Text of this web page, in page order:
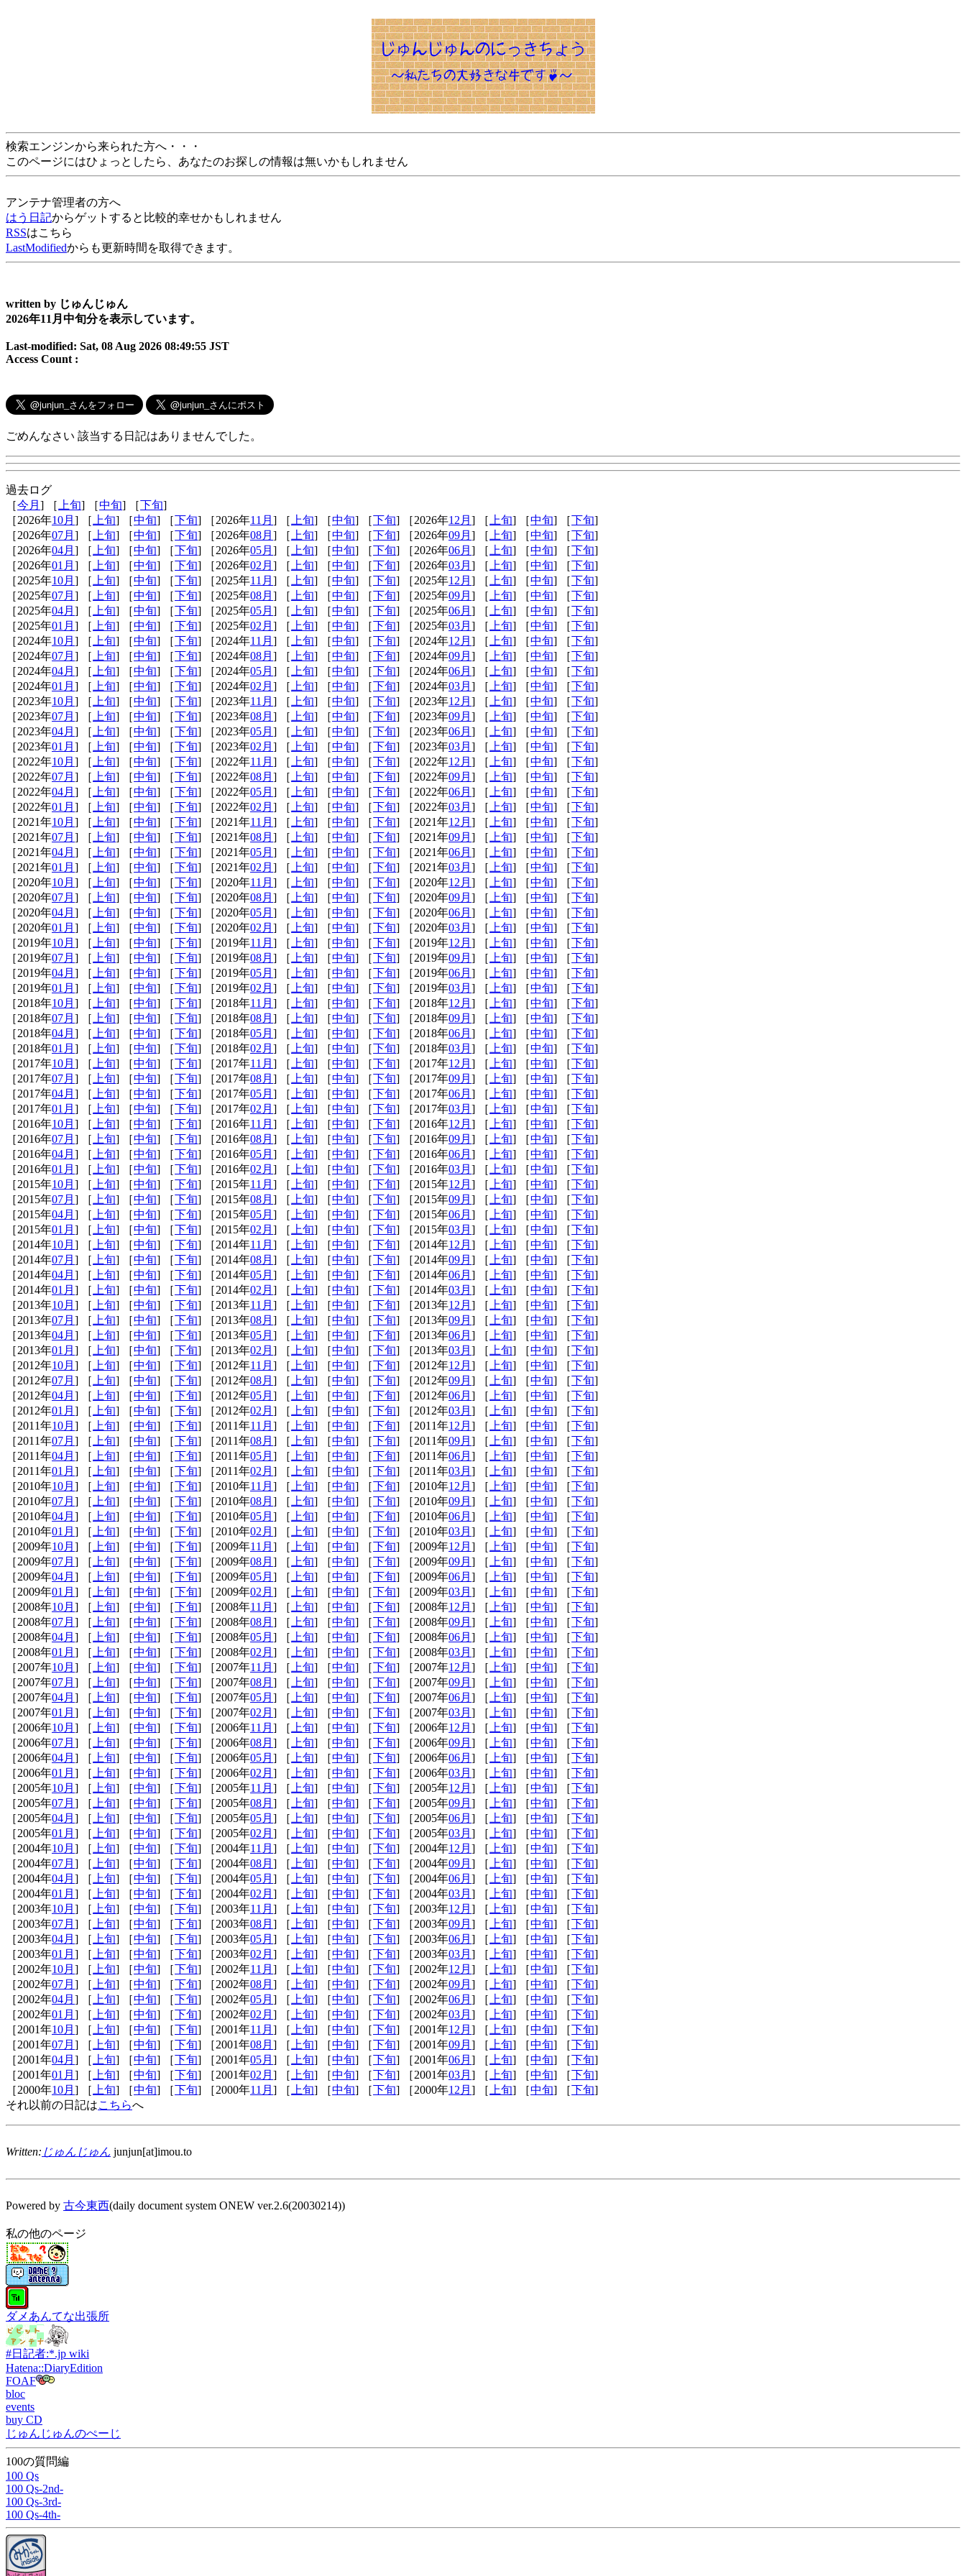
検索エンジンから来られた方へ・・・
このページにはひょっとしたら、あなたのお探しの情報は無いかもしれません
アンテナ管理者の方へ
はう日記からゲットすると比較的幸せかもしれません
RSSはこちら
LastModifiedからも更新時間を取得できます。
written by じゅんじゅん
2026年11月中旬分を表示しています。
Last-modified: Sat, 08 Aug 2026 08:49:55 JST
Access Count :
ごめんなさい 該当する日記はありませんでした。
過去ログ
［今月 ] ［ 上旬] ［中旬] ［下旬]
［2026年10月 ] ［ 上旬] ［中旬] ［下旬] ［2026年11月 ] ［ 上旬] ［中旬] ［下旬] ［2026年12月 ] ［ 上旬] ［中旬] ［下旬]
［2026年07月 ] ［ 上旬] ［中旬] ［下旬] ［2026年08月 ] ［ 上旬] ［中旬] ［下旬] ［2026年09月 ] ［ 上旬] ［中旬] ［下旬]
［2026年04月 ] ［ 上旬] ［中旬] ［下旬] ［2026年05月 ] ［ 上旬] ［中旬] ［下旬] ［2026年06月 ] ［ 上旬] ［中旬] ［下旬]
［2026年01月 ] ［ 上旬] ［中旬] ［下旬] ［2026年02月 ] ［ 上旬] ［中旬] ［下旬] ［2026年03月 ] ［ 上旬] ［中旬] ［下旬]
［2025年10月 ] ［ 上旬] ［中旬] ［下旬] ［2025年11月 ] ［ 上旬] ［中旬] ［下旬] ［2025年12月 ] ［ 上旬] ［中旬] ［下旬]
［2025年07月 ] ［ 上旬] ［中旬] ［下旬] ［2025年08月 ] ［ 上旬] ［中旬] ［下旬] ［2025年09月 ] ［ 上旬] ［中旬] ［下旬]
［2025年04月 ] ［ 上旬] ［中旬] ［下旬] ［2025年05月 ] ［ 上旬] ［中旬] ［下旬] ［2025年06月 ] ［ 上旬] ［中旬] ［下旬]
［2025年01月 ] ［ 上旬] ［中旬] ［下旬] ［2025年02月 ] ［ 上旬] ［中旬] ［下旬] ［2025年03月 ] ［ 上旬] ［中旬] ［下旬]
［2024年10月 ] ［ 上旬] ［中旬] ［下旬] ［2024年11月 ] ［ 上旬] ［中旬] ［下旬] ［2024年12月 ] ［ 上旬] ［中旬] ［下旬]
［2024年07月 ] ［ 上旬] ［中旬] ［下旬] ［2024年08月 ] ［ 上旬] ［中旬] ［下旬] ［2024年09月 ] ［ 上旬] ［中旬] ［下旬]
［2024年04月 ] ［ 上旬] ［中旬] ［下旬] ［2024年05月 ] ［ 上旬] ［中旬] ［下旬] ［2024年06月 ] ［ 上旬] ［中旬] ［下旬]
［2024年01月 ] ［ 上旬] ［中旬] ［下旬] ［2024年02月 ] ［ 上旬] ［中旬] ［下旬] ［2024年03月 ] ［ 上旬] ［中旬] ［下旬]
［2023年10月 ] ［ 上旬] ［中旬] ［下旬] ［2023年11月 ] ［ 上旬] ［中旬] ［下旬] ［2023年12月 ] ［ 上旬] ［中旬] ［下旬]
［2023年07月 ] ［ 上旬] ［中旬] ［下旬] ［2023年08月 ] ［ 上旬] ［中旬] ［下旬] ［2023年09月 ] ［ 上旬] ［中旬] ［下旬]
［2023年04月 ] ［ 上旬] ［中旬] ［下旬] ［2023年05月 ] ［ 上旬] ［中旬] ［下旬] ［2023年06月 ] ［ 上旬] ［中旬] ［下旬]
［2023年01月 ] ［ 上旬] ［中旬] ［下旬] ［2023年02月 ] ［ 上旬] ［中旬] ［下旬] ［2023年03月 ] ［ 上旬] ［中旬] ［下旬]
［2022年10月 ] ［ 上旬] ［中旬] ［下旬] ［2022年11月 ] ［ 上旬] ［中旬] ［下旬] ［2022年12月 ] ［ 上旬] ［中旬] ［下旬]
［2022年07月 ] ［ 上旬] ［中旬] ［下旬] ［2022年08月 ] ［ 上旬] ［中旬] ［下旬] ［2022年09月 ] ［ 上旬] ［中旬] ［下旬]
［2022年04月 ] ［ 上旬] ［中旬] ［下旬] ［2022年05月 ] ［ 上旬] ［中旬] ［下旬] ［2022年06月 ] ［ 上旬] ［中旬] ［下旬]
［2022年01月 ] ［ 上旬] ［中旬] ［下旬] ［2022年02月 ] ［ 上旬] ［中旬] ［下旬] ［2022年03月 ] ［ 上旬] ［中旬] ［下旬]
［2021年10月 ] ［ 上旬] ［中旬] ［下旬] ［2021年11月 ] ［ 上旬] ［中旬] ［下旬] ［2021年12月 ] ［ 上旬] ［中旬] ［下旬]
［2021年07月 ] ［ 上旬] ［中旬] ［下旬] ［2021年08月 ] ［ 上旬] ［中旬] ［下旬] ［2021年09月 ] ［ 上旬] ［中旬] ［下旬]
［2021年04月 ] ［ 上旬] ［中旬] ［下旬] ［2021年05月 ] ［ 上旬] ［中旬] ［下旬] ［2021年06月 ] ［ 上旬] ［中旬] ［下旬]
［2021年01月 ] ［ 上旬] ［中旬] ［下旬] ［2021年02月 ] ［ 上旬] ［中旬] ［下旬] ［2021年03月 ] ［ 上旬] ［中旬] ［下旬]
［2020年10月 ] ［ 上旬] ［中旬] ［下旬] ［2020年11月 ] ［ 上旬] ［中旬] ［下旬] ［2020年12月 ] ［ 上旬] ［中旬] ［下旬]
［2020年07月 ] ［ 上旬] ［中旬] ［下旬] ［2020年08月 ] ［ 上旬] ［中旬] ［下旬] ［2020年09月 ] ［ 上旬] ［中旬] ［下旬]
［2020年04月 ] ［ 上旬] ［中旬] ［下旬] ［2020年05月 ] ［ 上旬] ［中旬] ［下旬] ［2020年06月 ] ［ 上旬] ［中旬] ［下旬]
［2020年01月 ] ［ 上旬] ［中旬] ［下旬] ［2020年02月 ] ［ 上旬] ［中旬] ［下旬] ［2020年03月 ] ［ 上旬] ［中旬] ［下旬]
［2019年10月 ] ［ 上旬] ［中旬] ［下旬] ［2019年11月 ] ［ 上旬] ［中旬] ［下旬] ［2019年12月 ] ［ 上旬] ［中旬] ［下旬]
［2019年07月 ] ［ 上旬] ［中旬] ［下旬] ［2019年08月 ] ［ 上旬] ［中旬] ［下旬] ［2019年09月 ] ［ 上旬] ［中旬] ［下旬]
［2019年04月 ] ［ 上旬] ［中旬] ［下旬] ［2019年05月 ] ［ 上旬] ［中旬] ［下旬] ［2019年06月 ] ［ 上旬] ［中旬] ［下旬]
［2019年01月 ] ［ 上旬] ［中旬] ［下旬] ［2019年02月 ] ［ 上旬] ［中旬] ［下旬] ［2019年03月 ] ［ 上旬] ［中旬] ［下旬]
［2018年10月 ] ［ 上旬] ［中旬] ［下旬] ［2018年11月 ] ［ 上旬] ［中旬] ［下旬] ［2018年12月 ] ［ 上旬] ［中旬] ［下旬]
［2018年07月 ] ［ 上旬] ［中旬] ［下旬] ［2018年08月 ] ［ 上旬] ［中旬] ［下旬] ［2018年09月 ] ［ 上旬] ［中旬] ［下旬]
［2018年04月 ] ［ 上旬] ［中旬] ［下旬] ［2018年05月 ] ［ 上旬] ［中旬] ［下旬] ［2018年06月 ] ［ 上旬] ［中旬] ［下旬]
［2018年01月 ] ［ 上旬] ［中旬] ［下旬] ［2018年02月 ] ［ 上旬] ［中旬] ［下旬] ［2018年03月 ] ［ 上旬] ［中旬] ［下旬]
［2017年10月 ] ［ 上旬] ［中旬] ［下旬] ［2017年11月 ] ［ 上旬] ［中旬] ［下旬] ［2017年12月 ] ［ 上旬] ［中旬] ［下旬]
［2017年07月 ] ［ 上旬] ［中旬] ［下旬] ［2017年08月 ] ［ 上旬] ［中旬] ［下旬] ［2017年09月 ] ［ 上旬] ［中旬] ［下旬]
［2017年04月 ] ［ 上旬] ［中旬] ［下旬] ［2017年05月 ] ［ 上旬] ［中旬] ［下旬] ［2017年06月 ] ［ 上旬] ［中旬] ［下旬]
［2017年01月 ] ［ 上旬] ［中旬] ［下旬] ［2017年02月 ] ［ 上旬] ［中旬] ［下旬] ［2017年03月 ] ［ 上旬] ［中旬] ［下旬]
［2016年10月 ] ［ 上旬] ［中旬] ［下旬] ［2016年11月 ] ［ 上旬] ［中旬] ［下旬] ［2016年12月 ] ［ 上旬] ［中旬] ［下旬]
［2016年07月 ] ［ 上旬] ［中旬] ［下旬] ［2016年08月 ] ［ 上旬] ［中旬] ［下旬] ［2016年09月 ] ［ 上旬] ［中旬] ［下旬]
［2016年04月 ] ［ 上旬] ［中旬] ［下旬] ［2016年05月 ] ［ 上旬] ［中旬] ［下旬] ［2016年06月 ] ［ 上旬] ［中旬] ［下旬]
［2016年01月 ] ［ 上旬] ［中旬] ［下旬] ［2016年02月 ] ［ 上旬] ［中旬] ［下旬] ［2016年03月 ] ［ 上旬] ［中旬] ［下旬]
［2015年10月 ] ［ 上旬] ［中旬] ［下旬] ［2015年11月 ] ［ 上旬] ［中旬] ［下旬] ［2015年12月 ] ［ 上旬] ［中旬] ［下旬]
［2015年07月 ] ［ 上旬] ［中旬] ［下旬] ［2015年08月 ] ［ 上旬] ［中旬] ［下旬] ［2015年09月 ] ［ 上旬] ［中旬] ［下旬]
［2015年04月 ] ［ 上旬] ［中旬] ［下旬] ［2015年05月 ] ［ 上旬] ［中旬] ［下旬] ［2015年06月 ] ［ 上旬] ［中旬] ［下旬]
［2015年01月 ] ［ 上旬] ［中旬] ［下旬] ［2015年02月 ] ［ 上旬] ［中旬] ［下旬] ［2015年03月 ] ［ 上旬] ［中旬] ［下旬]
［2014年10月 ] ［ 上旬] ［中旬] ［下旬] ［2014年11月 ] ［ 上旬] ［中旬] ［下旬] ［2014年12月 ] ［ 上旬] ［中旬] ［下旬]
［2014年07月 ] ［ 上旬] ［中旬] ［下旬] ［2014年08月 ] ［ 上旬] ［中旬] ［下旬] ［2014年09月 ] ［ 上旬] ［中旬] ［下旬]
［2014年04月 ] ［ 上旬] ［中旬] ［下旬] ［2014年05月 ] ［ 上旬] ［中旬] ［下旬] ［2014年06月 ] ［ 上旬] ［中旬] ［下旬]
［2014年01月 ] ［ 上旬] ［中旬] ［下旬] ［2014年02月 ] ［ 上旬] ［中旬] ［下旬] ［2014年03月 ] ［ 上旬] ［中旬] ［下旬]
［2013年10月 ] ［ 上旬] ［中旬] ［下旬] ［2013年11月 ] ［ 上旬] ［中旬] ［下旬] ［2013年12月 ] ［ 上旬] ［中旬] ［下旬]
［2013年07月 ] ［ 上旬] ［中旬] ［下旬] ［2013年08月 ] ［ 上旬] ［中旬] ［下旬] ［2013年09月 ] ［ 上旬] ［中旬] ［下旬]
［2013年04月 ] ［ 上旬] ［中旬] ［下旬] ［2013年05月 ] ［ 上旬] ［中旬] ［下旬] ［2013年06月 ] ［ 上旬] ［中旬] ［下旬]
［2013年01月 ] ［ 上旬] ［中旬] ［下旬] ［2013年02月 ] ［ 上旬] ［中旬] ［下旬] ［2013年03月 ] ［ 上旬] ［中旬] ［下旬]
［2012年10月 ] ［ 上旬] ［中旬] ［下旬] ［2012年11月 ] ［ 上旬] ［中旬] ［下旬] ［2012年12月 ] ［ 上旬] ［中旬] ［下旬]
［2012年07月 ] ［ 上旬] ［中旬] ［下旬] ［2012年08月 ] ［ 上旬] ［中旬] ［下旬] ［2012年09月 ] ［ 上旬] ［中旬] ［下旬]
［2012年04月 ] ［ 上旬] ［中旬] ［下旬] ［2012年05月 ] ［ 上旬] ［中旬] ［下旬] ［2012年06月 ] ［ 上旬] ［中旬] ［下旬]
［2012年01月 ] ［ 上旬] ［中旬] ［下旬] ［2012年02月 ] ［ 上旬] ［中旬] ［下旬] ［2012年03月 ] ［ 上旬] ［中旬] ［下旬]
［2011年10月 ] ［ 上旬] ［中旬] ［下旬] ［2011年11月 ] ［ 上旬] ［中旬] ［下旬] ［2011年12月 ] ［ 上旬] ［中旬] ［下旬]
［2011年07月 ] ［ 上旬] ［中旬] ［下旬] ［2011年08月 ] ［ 上旬] ［中旬] ［下旬] ［2011年09月 ] ［ 上旬] ［中旬] ［下旬]
［2011年04月 ] ［ 上旬] ［中旬] ［下旬] ［2011年05月 ] ［ 上旬] ［中旬] ［下旬] ［2011年06月 ] ［ 上旬] ［中旬] ［下旬]
［2011年01月 ] ［ 上旬] ［中旬] ［下旬] ［2011年02月 ] ［ 上旬] ［中旬] ［下旬] ［2011年03月 ] ［ 上旬] ［中旬] ［下旬]
［2010年10月 ] ［ 上旬] ［中旬] ［下旬] ［2010年11月 ] ［ 上旬] ［中旬] ［下旬] ［2010年12月 ] ［ 上旬] ［中旬] ［下旬]
［2010年07月 ] ［ 上旬] ［中旬] ［下旬] ［2010年08月 ] ［ 上旬] ［中旬] ［下旬] ［2010年09月 ] ［ 上旬] ［中旬] ［下旬]
［2010年04月 ] ［ 上旬] ［中旬] ［下旬] ［2010年05月 ] ［ 上旬] ［中旬] ［下旬] ［2010年06月 ] ［ 上旬] ［中旬] ［下旬]
［2010年01月 ] ［ 上旬] ［中旬] ［下旬] ［2010年02月 ] ［ 上旬] ［中旬] ［下旬] ［2010年03月 ] ［ 上旬] ［中旬] ［下旬]
［2009年10月 ] ［ 上旬] ［中旬] ［下旬] ［2009年11月 ] ［ 上旬] ［中旬] ［下旬] ［2009年12月 ] ［ 上旬] ［中旬] ［下旬]
［2009年07月 ] ［ 上旬] ［中旬] ［下旬] ［2009年08月 ] ［ 上旬] ［中旬] ［下旬] ［2009年09月 ] ［ 上旬] ［中旬] ［下旬]
［2009年04月 ] ［ 上旬] ［中旬] ［下旬] ［2009年05月 ] ［ 上旬] ［中旬] ［下旬] ［2009年06月 ] ［ 上旬] ［中旬] ［下旬]
［2009年01月 ] ［ 上旬] ［中旬] ［下旬] ［2009年02月 ] ［ 上旬] ［中旬] ［下旬] ［2009年03月 ] ［ 上旬] ［中旬] ［下旬]
［2008年10月 ] ［ 上旬] ［中旬] ［下旬] ［2008年11月 ] ［ 上旬] ［中旬] ［下旬] ［2008年12月 ] ［ 上旬] ［中旬] ［下旬]
［2008年07月 ] ［ 上旬] ［中旬] ［下旬] ［2008年08月 ] ［ 上旬] ［中旬] ［下旬] ［2008年09月 ] ［ 上旬] ［中旬] ［下旬]
［2008年04月 ] ［ 上旬] ［中旬] ［下旬] ［2008年05月 ] ［ 上旬] ［中旬] ［下旬] ［2008年06月 ] ［ 上旬] ［中旬] ［下旬]
［2008年01月 ] ［ 上旬] ［中旬] ［下旬] ［2008年02月 ] ［ 上旬] ［中旬] ［下旬] ［2008年03月 ] ［ 上旬] ［中旬] ［下旬]
［2007年10月 ] ［ 上旬] ［中旬] ［下旬] ［2007年11月 ] ［ 上旬] ［中旬] ［下旬] ［2007年12月 ] ［ 上旬] ［中旬] ［下旬]
［2007年07月 ] ［ 上旬] ［中旬] ［下旬] ［2007年08月 ] ［ 上旬] ［中旬] ［下旬] ［2007年09月 ] ［ 上旬] ［中旬] ［下旬]
［2007年04月 ] ［ 上旬] ［中旬] ［下旬] ［2007年05月 ] ［ 上旬] ［中旬] ［下旬] ［2007年06月 ] ［ 上旬] ［中旬] ［下旬]
［2007年01月 ] ［ 上旬] ［中旬] ［下旬] ［2007年02月 ] ［ 上旬] ［中旬] ［下旬] ［2007年03月 ] ［ 上旬] ［中旬] ［下旬]
［2006年10月 ] ［ 上旬] ［中旬] ［下旬] ［2006年11月 ] ［ 上旬] ［中旬] ［下旬] ［2006年12月 ] ［ 上旬] ［中旬] ［下旬]
［2006年07月 ] ［ 上旬] ［中旬] ［下旬] ［2006年08月 ] ［ 上旬] ［中旬] ［下旬] ［2006年09月 ] ［ 上旬] ［中旬] ［下旬]
［2006年04月 ] ［ 上旬] ［中旬] ［下旬] ［2006年05月 ] ［ 上旬] ［中旬] ［下旬] ［2006年06月 ] ［ 上旬] ［中旬] ［下旬]
［2006年01月 ] ［ 上旬] ［中旬] ［下旬] ［2006年02月 ] ［ 上旬] ［中旬] ［下旬] ［2006年03月 ] ［ 上旬] ［中旬] ［下旬]
［2005年10月 ] ［ 上旬] ［中旬] ［下旬] ［2005年11月 ] ［ 上旬] ［中旬] ［下旬] ［2005年12月 ] ［ 上旬] ［中旬] ［下旬]
［2005年07月 ] ［ 上旬] ［中旬] ［下旬] ［2005年08月 ] ［ 上旬] ［中旬] ［下旬] ［2005年09月 ] ［ 上旬] ［中旬] ［下旬]
［2005年04月 ] ［ 上旬] ［中旬] ［下旬] ［2005年05月 ] ［ 上旬] ［中旬] ［下旬] ［2005年06月 ] ［ 上旬] ［中旬] ［下旬]
［2005年01月 ] ［ 上旬] ［中旬] ［下旬] ［2005年02月 ] ［ 上旬] ［中旬] ［下旬] ［2005年03月 ] ［ 上旬] ［中旬] ［下旬]
［2004年10月 ] ［ 上旬] ［中旬] ［下旬] ［2004年11月 ] ［ 上旬] ［中旬] ［下旬] ［2004年12月 ] ［ 上旬] ［中旬] ［下旬]
［2004年07月 ] ［ 上旬] ［中旬] ［下旬] ［2004年08月 ] ［ 上旬] ［中旬] ［下旬] ［2004年09月 ] ［ 上旬] ［中旬] ［下旬]
［2004年04月 ] ［ 上旬] ［中旬] ［下旬] ［2004年05月 ] ［ 上旬] ［中旬] ［下旬] ［2004年06月 ] ［ 上旬] ［中旬] ［下旬]
［2004年01月 ] ［ 上旬] ［中旬] ［下旬] ［2004年02月 ] ［ 上旬] ［中旬] ［下旬] ［2004年03月 ] ［ 上旬] ［中旬] ［下旬]
［2003年10月 ] ［ 上旬] ［中旬] ［下旬] ［2003年11月 ] ［ 上旬] ［中旬] ［下旬] ［2003年12月 ] ［ 上旬] ［中旬] ［下旬]
［2003年07月 ] ［ 上旬] ［中旬] ［下旬] ［2003年08月 ] ［ 上旬] ［中旬] ［下旬] ［2003年09月 ] ［ 上旬] ［中旬] ［下旬]
［2003年04月 ] ［ 上旬] ［中旬] ［下旬] ［2003年05月 ] ［ 上旬] ［中旬] ［下旬] ［2003年06月 ] ［ 上旬] ［中旬] ［下旬]
［2003年01月 ] ［ 上旬] ［中旬] ［下旬] ［2003年02月 ] ［ 上旬] ［中旬] ［下旬] ［2003年03月 ] ［ 上旬] ［中旬] ［下旬]
［2002年10月 ] ［ 上旬] ［中旬] ［下旬] ［2002年11月 ] ［ 上旬] ［中旬] ［下旬] ［2002年12月 ] ［ 上旬] ［中旬] ［下旬]
［2002年07月 ] ［ 上旬] ［中旬] ［下旬] ［2002年08月 ] ［ 上旬] ［中旬] ［下旬] ［2002年09月 ] ［ 上旬] ［中旬] ［下旬]
［2002年04月 ] ［ 上旬] ［中旬] ［下旬] ［2002年05月 ] ［ 上旬] ［中旬] ［下旬] ［2002年06月 ] ［ 上旬] ［中旬] ［下旬]
［2002年01月 ] ［ 上旬] ［中旬] ［下旬] ［2002年02月 ] ［ 上旬] ［中旬] ［下旬] ［2002年03月 ] ［ 上旬] ［中旬] ［下旬]
［2001年10月 ] ［ 上旬] ［中旬] ［下旬] ［2001年11月 ] ［ 上旬] ［中旬] ［下旬] ［2001年12月 ] ［ 上旬] ［中旬] ［下旬]
［2001年07月 ] ［ 上旬] ［中旬] ［下旬] ［2001年08月 ] ［ 上旬] ［中旬] ［下旬] ［2001年09月 ] ［ 上旬] ［中旬] ［下旬]
［2001年04月 ] ［ 上旬] ［中旬] ［下旬] ［2001年05月 ] ［ 上旬] ［中旬] ［下旬] ［2001年06月 ] ［ 上旬] ［中旬] ［下旬]
［2001年01月 ] ［ 上旬] ［中旬] ［下旬] ［2001年02月 ] ［ 上旬] ［中旬] ［下旬] ［2001年03月 ] ［ 上旬] ［中旬] ［下旬]
［2000年10月 ] ［ 上旬] ［中旬] ［下旬] ［2000年11月 ] ［ 上旬] ［中旬] ［下旬] ［2000年12月 ] ［ 上旬] ［中旬] ［下旬]
それ以前の日記はこちらへ
Written: じゅんじゅん junjun[at]imou.to
Powered by 古今東西(daily document system ONEW ver.2.6(20030214))
私の他のページ
ダメあんてな出張所
#日記者:*.jp wiki
Hatena::DiaryEdition
FOAF
bloc
events
buy CD
じゅんじゅんのぺーじ
100の質問編
100 Qs
100 Qs-2nd-
100 Qs-3rd-
100 Qs-4th-